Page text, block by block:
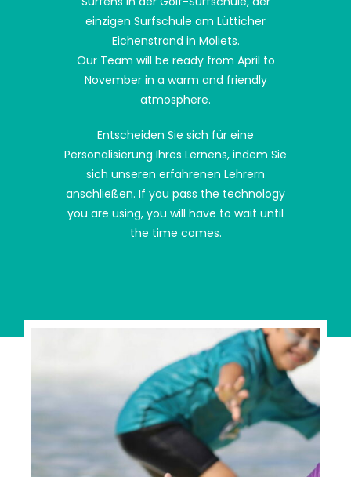
einzigen Surfschule am Lütticher
Eichenstrand in Moliets.
Our Team will be ready from April to
November in a warm and friendly
atmosphere.
Entscheiden Sie sich für eine
Personalisierung Ihres Lernens, indem Sie
sich unseren erfahrenen Lehrern
anschließen. If you pass the technology
you are using, you will have to wait until
the time comes.